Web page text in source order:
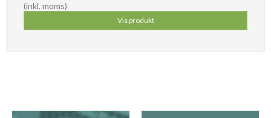
(inkl. moms)
Vis produkt